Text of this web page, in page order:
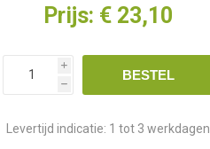
Prijs: € 23,10
i
h
BESTEL
Levertijd indicatie: 1 tot 3 werkdagen